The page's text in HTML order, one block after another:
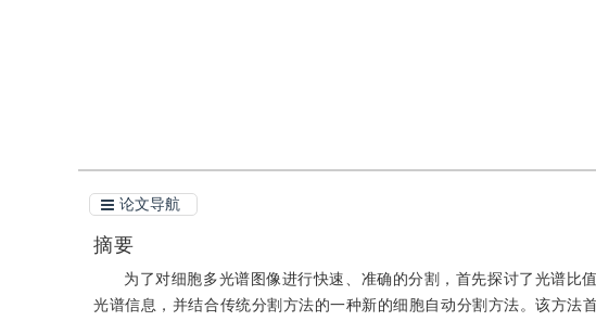
论文导航
摘要
为了对细胞多光谱图像进行快速、准确的分割，首先探讨了光谱比
光谱信息，并结合传统分割方法的一种新的细胞自动分割方法。该方